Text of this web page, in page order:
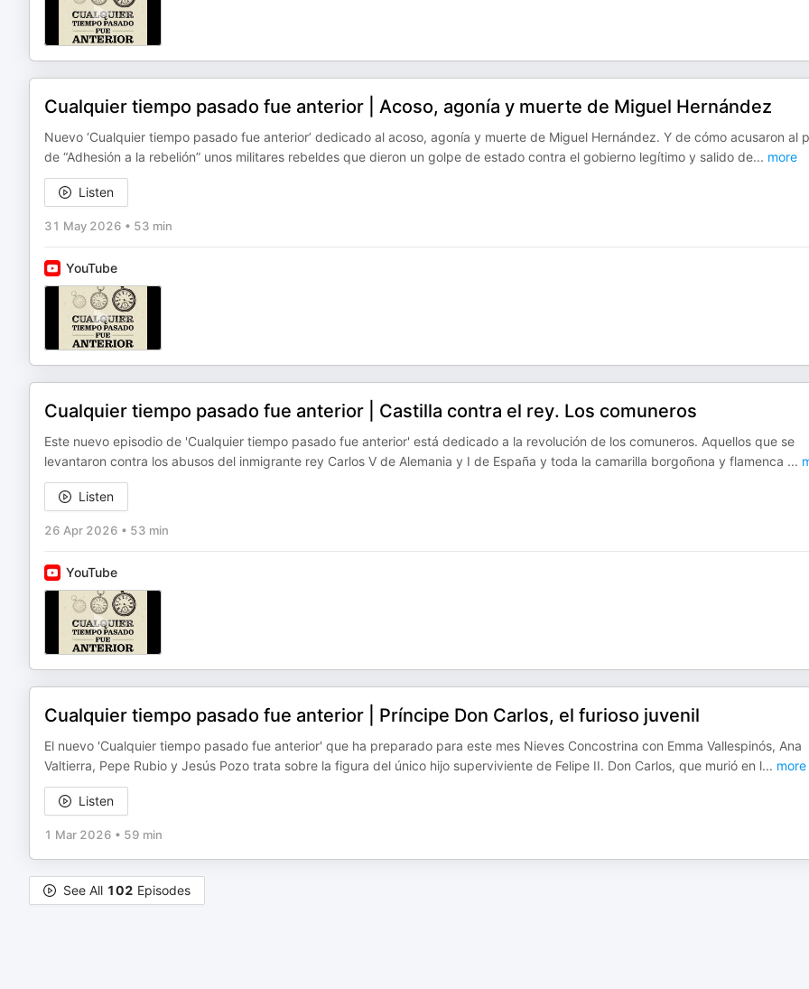
Cualquier tiempo pasado fue anterior | Acoso, agonía y muerte de Miguel Hernández
Nuevo ‘Cualquier tiempo pasado fue anterior’ dedicado al acoso, agonía y muerte de Miguel Hernández. Y de cómo acusaron al
de “Adhesión a la rebelión” unos militares rebeldes que dieron un golpe de estado contra el gobierno legítimo y salido de... more
Listen
31 May 2026 • 53 min
YouTube
Cualquier tiempo pasado fue anterior | Castilla contra el rey. Los comuneros
Este nuevo episodio de 'Cualquier tiempo pasado fue anterior' está dedicado a la revolución de los comuneros. Aquellos que se
levantaron contra los abusos del inmigrante rey Carlos V de Alemania y I de España y toda la camarilla borgoñona y flamenca ...
Listen
26 Apr 2026 • 53 min
YouTube
Cualquier tiempo pasado fue anterior | Príncipe Don Carlos, el furioso juvenil
El nuevo 'Cualquier tiempo pasado fue anterior' que ha preparado para este mes Nieves Concostrina con Emma Vallespinós, Ana
Valtierra, Pepe Rubio y Jesús Pozo trata sobre la figura del único hijo superviviente de Felipe II. Don Carlos, que murió en l... more
Listen
1 Mar 2026 • 59 min
See All 102 Episodes